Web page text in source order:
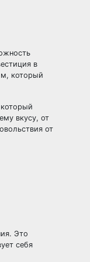
в
который
вкусу, от
от
Это
себя